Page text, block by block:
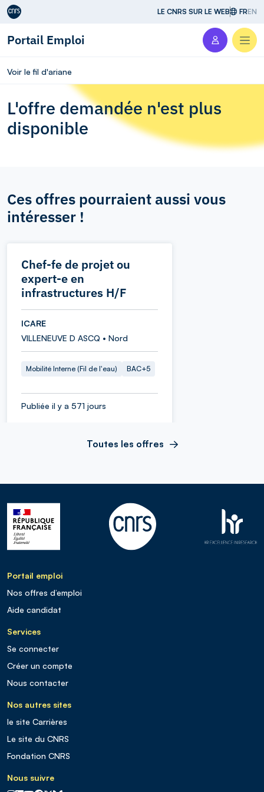
Aller au contenu LE CNRS SUR LE WEB FREN
Portail Emploi
Voir le fil d'ariane
L'offre demandée n'est plus
disponible
Ces offres pourraient aussi vous
intéresser !
Chef-fe de projet ou
expert-e en
infrastructures H/F
ICARE
VILLENEUVE D ASCQ • Nord
Mobilité Interne (Fil de l'eau) BAC+5
Publiée il y a 571 jours
Toutes les offres
Portail emploi
Nos offres d’emploi
Aide candidat
Services
Se connecter
Créer un compte
Nous contacter
Nos autres sites
le site Carrières
Le site du CNRS
Fondation CNRS
Nous suivre